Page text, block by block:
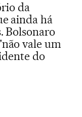
da
ainda há
Bolsonaro
vale um
do